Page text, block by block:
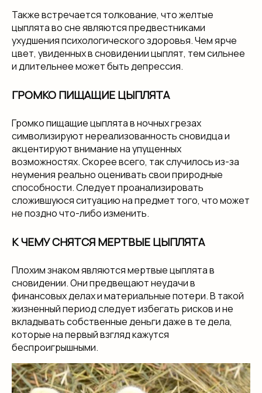
Также встречается толкование, что желтые
цыплята во сне являются предвестниками
ухудшения психологического здоровья. Чем ярче
цвет, увиденных в сновидении цыплят, тем сильнее
и длительнее может быть депрессия.
ГРОМКО ПИЩАЩИЕ ЦЫПЛЯТА
Громко пищащие цыплята в ночных грезах
символизируют нереализованность сновидца и
акцентируют внимание на упущенных
возможностях. Скорее всего, так случилось из-за
неумения реально оценивать свои природные
способности. Следует проанализировать
сложившуюся ситуацию на предмет того, что может
не поздно что-либо изменить.
К ЧЕМУ СНЯТСЯ МЕРТВЫЕ ЦЫПЛЯТА
Плохим знаком являются мертвые цыплята в
сновидении. Они предвещают неудачи в
финансовых делах и материальные потери. В такой
жизненный период следует избегать рисков и не
вкладывать собственные деньги даже в те дела,
которые на первый взгляд кажутся
беспроигрышными.